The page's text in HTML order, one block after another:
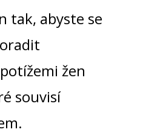
tak, abyste se
žen
souvisí